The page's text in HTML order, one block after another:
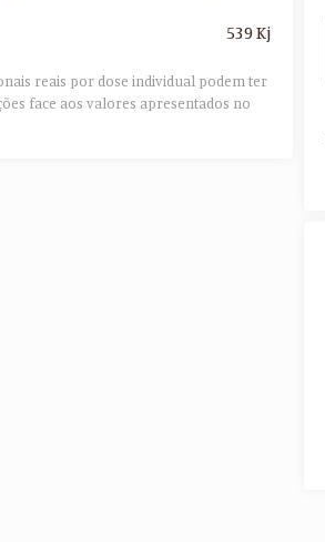
539 Kj
reais por dose individual podem ter
face aos valores apresentados no